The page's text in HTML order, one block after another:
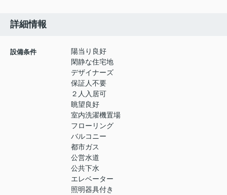
詳細情報
設備条件
陽当り良好
閑静な住宅地
デザイナーズ
保証人不要
２人入居可
眺望良好
室内洗濯機置場
フローリング
バルコニー
都市ガス
公営水道
公共下水
エレベーター
照明器具付き